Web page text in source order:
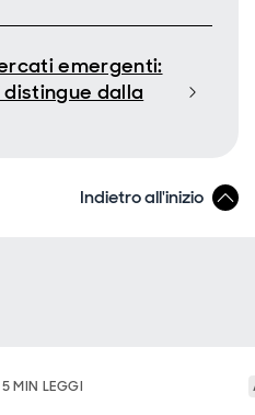
emergenti:
dalla
Indietro all'inizio
5MIN LEGGI